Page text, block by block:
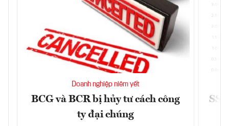
Doanh nghiệp niêm yết
BCG và BCR bị hủy tư cách công
ty đại chúng
SSI